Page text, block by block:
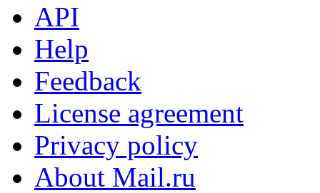
API
Help
Feedback
License agreement
Privacy policy
About Mail.ru